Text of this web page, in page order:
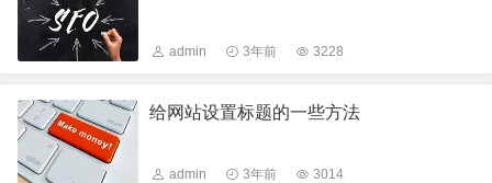
admin 3年前 3228
给网站设置标题的一些方法
admin 3年前 3014